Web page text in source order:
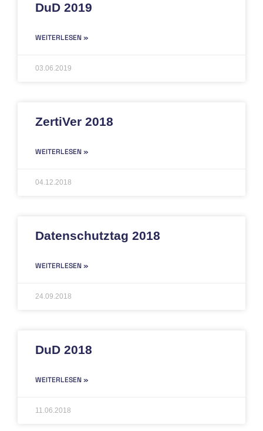
DuD 2019
WEITERLESEN »
03.06.2019
ZertiVer 2018
WEITERLESEN »
04.12.2018
Datenschutztag 2018
WEITERLESEN »
24.09.2018
DuD 2018
WEITERLESEN »
11.06.2018